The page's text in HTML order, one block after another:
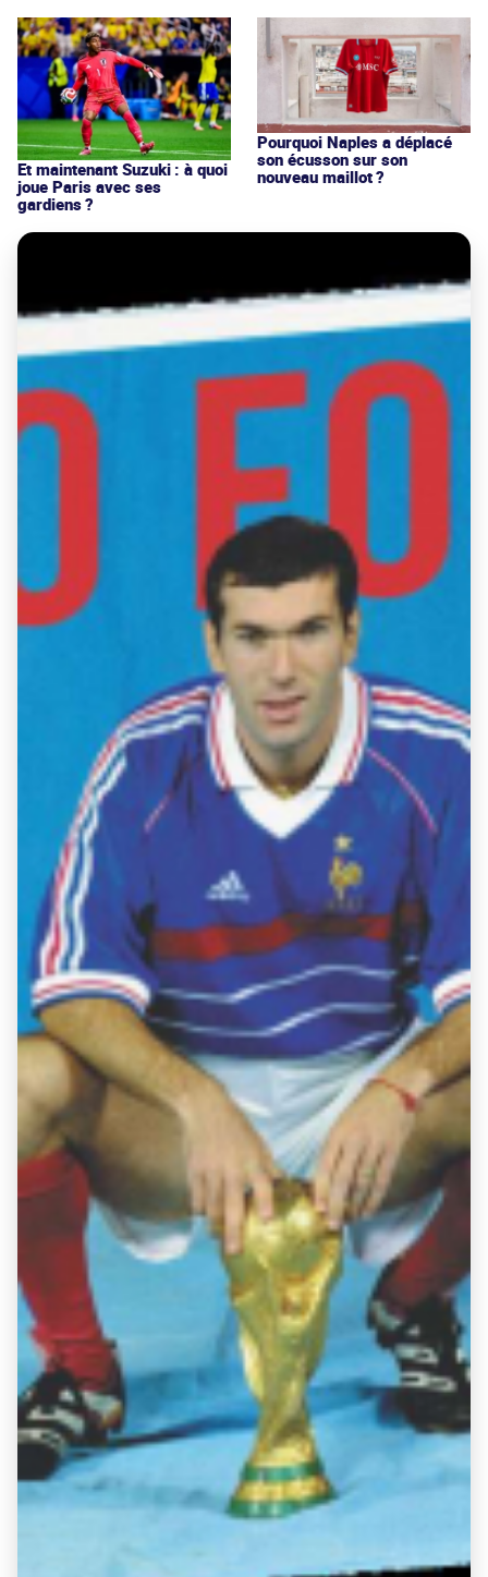
Et maintenant Suzuki : à quoi
joue Paris avec ses
gardiens ?
Pourquoi Naples a déplacé
son écusson sur son
nouveau maillot ?